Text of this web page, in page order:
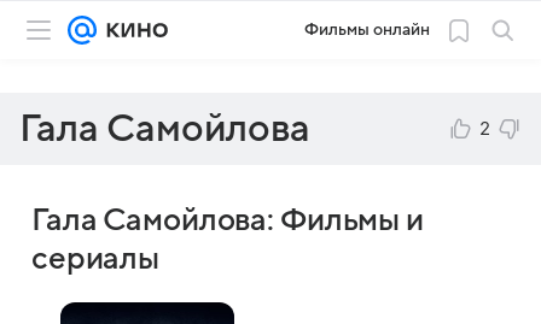
Фильмы онлайн
Гала Самойлова 2
Гала Самойлова: Фильмы и
сериалы